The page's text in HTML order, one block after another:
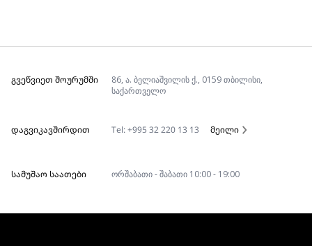
ᲒᲕᲔᲬᲕᲘᲔᲗ ᲨᲝᲣᲠᲣᲛᲨᲘ
86, ა. ბელიაშვილის ქ., 0159 თბილისი,
საქართველო
ᲓᲐᲒᲕᲘᲙᲐᲕᲨᲘᲠᲓᲘᲗ Tel: +995 32 220 13 13 მეილი
ᲡᲐᲛᲣᲨᲐᲝ ᲡᲐᲐᲗᲔᲑᲘ ორშაბათი - შაბათი 10:00 - 19:00